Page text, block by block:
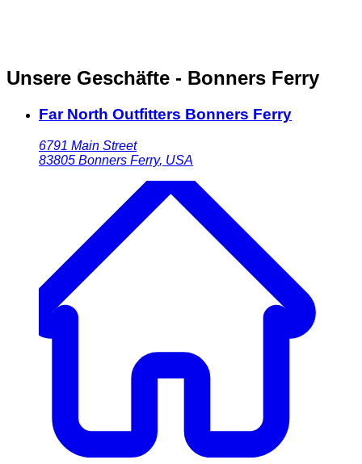
Unsere Geschäfte - Bonners Ferry
Far North Outfitters Bonners Ferry
6791 Main Street
83805 Bonners Ferry, USA